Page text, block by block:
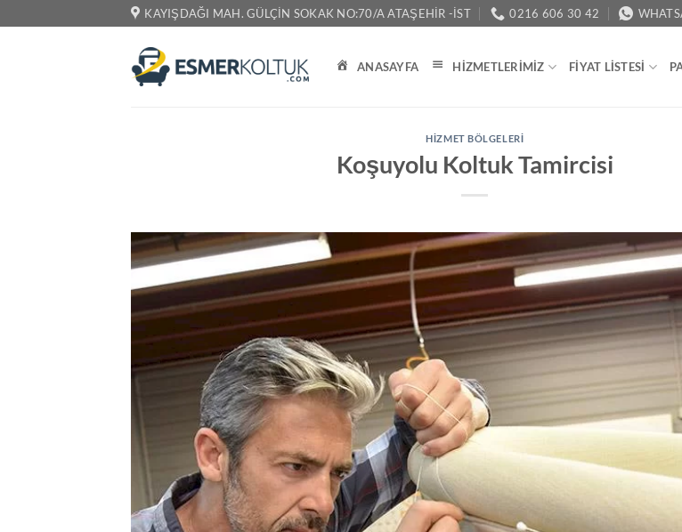
atla
KAYIŞDAĞI MAH. GÜLÇIN SOKAK NO:70/A ATAŞEHIR -İST 0216 606 30 42
ANASAYFA HIZMETLERIMIZ FIYAT LISTESI
HIZMET BÖLGELERI
Koşuyolu Koltuk Tamircisi